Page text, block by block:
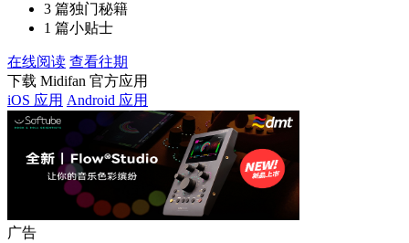
3 篇独门秘籍
1 篇小贴士
在线阅读 查看往期
下载 Midifan 官方应用
iOS 应用 Android 应用
广告